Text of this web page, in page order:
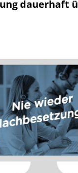
dauerhaft